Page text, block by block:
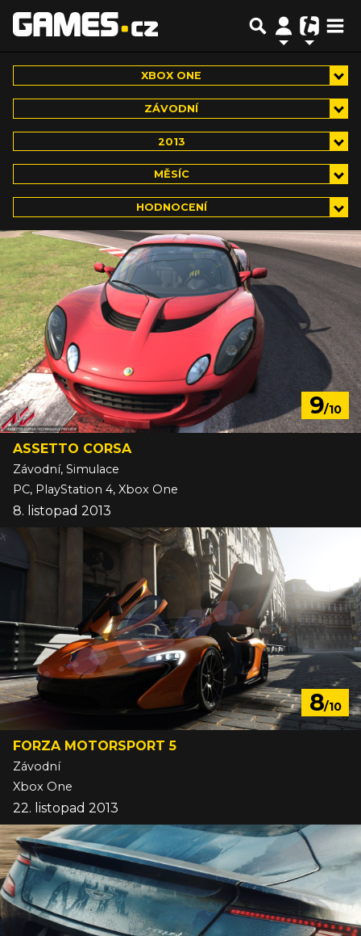
XBOX ONE
ZÁVODNÍ
2013
MĚSÍC
HODNOCENÍ
9/10
ASSETTO CORSA
Závodní, Simulace
PC, PlayStation 4, Xbox One
8. listopad 2013
8/10
FORZA MOTORSPORT 5
Závodní
Xbox One
22. listopad 2013